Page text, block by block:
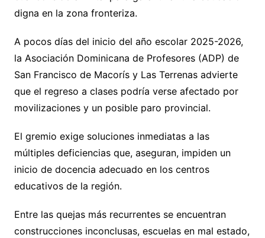
digna en la zona fronteriza.
A pocos días del inicio del año escolar 2025-2026,
la Asociación Dominicana de Profesores (ADP) de
San Francisco de Macorís y Las Terrenas advierte
que el regreso a clases podría verse afectado por
movilizaciones y un posible paro provincial.
El gremio exige soluciones inmediatas a las
múltiples deficiencias que, aseguran, impiden un
inicio de docencia adecuado en los centros
educativos de la región.
Entre las quejas más recurrentes se encuentran
construcciones inconclusas, escuelas en mal estado,